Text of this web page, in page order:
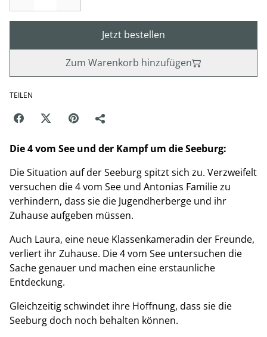
Jetzt bestellen
Zum Warenkorb hinzufügen
TEILEN
Die 4 vom See und der Kampf um die Seeburg:
Die Situation auf der Seeburg spitzt sich zu. Verzweifelt
versuchen die 4 vom See und Antonias Familie zu
verhindern, dass sie die Jugendherberge und ihr
Zuhause aufgeben müssen.
Auch Laura, eine neue Klassenkameradin der Freunde,
verliert ihr Zuhause. Die 4 vom See untersuchen die
Sache genauer und machen eine erstaunliche
Entdeckung.
Gleichzeitig schwindet ihre Hoffnung, dass sie die
Seeburg doch noch behalten können.